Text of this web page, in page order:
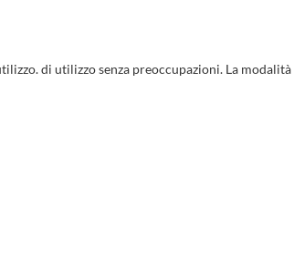
di utilizzo senza preoccupazioni. La modalità